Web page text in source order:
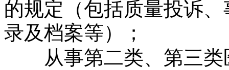
的规定（包括质量投诉
录及档案等）；
从事第二类、第三类